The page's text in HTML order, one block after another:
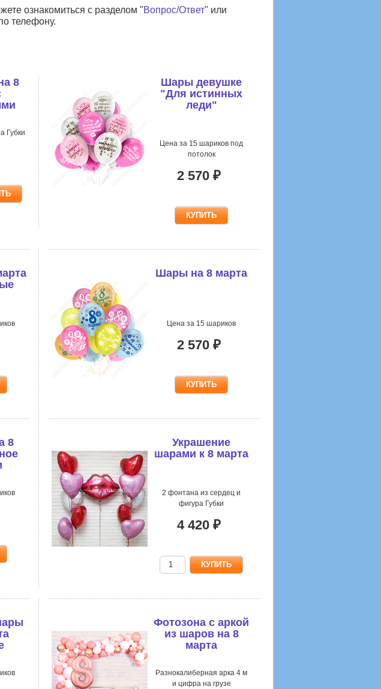
ознакомиться с разделом "Вопрос/Ответ" или
телефону.
8
Губки
Шары девушке
"Для истинных
леди"
Цена за 15 шариков под
потолок
2 570 ₽
Шары на 8 марта
Цена за 15 шариков
2 570 ₽
8
Украшение
шарами к 8 марта
2 фонтана из сердец и
фигура Губки
4 420 ₽
Фотозона с аркой
из шаров на 8
марта
Разнокалиберная арка 4 м
и цифра на грузе